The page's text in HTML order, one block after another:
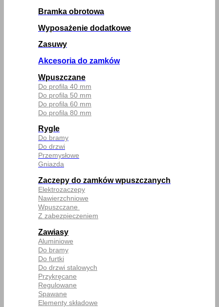
Bramka obrotowa
Wyposażenie dodatkowe
Zasuwy
Akcesoria do zamków
Wpuszczane
Do profila 40 mm
Do profila 50 mm
Do profila 60 mm
Do profila 80 mm
Rygle
Do bramy
Do drzwi
Przemysłowe
Gniazda
Zaczepy do zamków wpuszczanych
Elektrozaczepy
Nawierzchniowe
Wpuszczane
Z zabezpieczeniem
Zawiasy
Aluminiowe
Do bramy
Do furtki
Do drzwi stalowych
Przykręcane
Regulowane
Spawane
Elementy składowe